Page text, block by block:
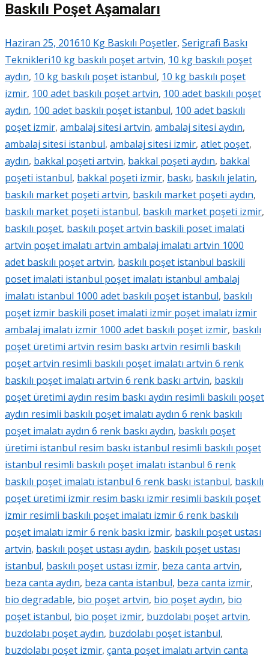
Baskılı Poşet Aşamaları
Haziran 25, 201610 Kg Baskılı Poşetler, Serigrafi Baskı
Teknikleri10 kg baskılı poşet artvin, 10 kg baskılı poşet
aydın, 10 kg baskılı poşet istanbul, 10 kg baskılı poşet
izmir, 100 adet baskılı poşet artvin, 100 adet baskılı poşet
aydın, 100 adet baskılı poşet istanbul, 100 adet baskılı
poşet izmir, ambalaj sitesi artvin, ambalaj sitesi aydın,
ambalaj sitesi istanbul, ambalaj sitesi izmir, atlet poşet,
aydın, bakkal poşeti artvin, bakkal poşeti aydın, bakkal
poşeti istanbul, bakkal poşeti izmir, baskı, baskılı jelatin,
baskılı market poşeti artvin, baskılı market poşeti aydın,
baskılı market poşeti istanbul, baskılı market poşeti izmir,
baskılı poşet, baskılı poşet artvin baskili poset imalati
artvin poşet imalatı artvin ambalaj imalatı artvin 1000
adet baskılı poşet artvin, baskılı poşet istanbul baskili
poset imalati istanbul poşet imalatı istanbul ambalaj
imalatı istanbul 1000 adet baskılı poşet istanbul, baskılı
poşet izmir baskili poset imalati izmir poşet imalatı izmir
ambalaj imalatı izmir 1000 adet baskılı poşet izmir, baskılı
poşet üretimi artvin resim baskı artvin resimli baskılı
poşet artvin resimli baskılı poşet imalatı artvin 6 renk
baskılı poşet imalatı artvin 6 renk baskı artvin, baskılı
poşet üretimi aydın resim baskı aydın resimli baskılı poşet
aydın resimli baskılı poşet imalatı aydın 6 renk baskılı
poşet imalatı aydın 6 renk baskı aydın, baskılı poşet
üretimi istanbul resim baskı istanbul resimli baskılı poşet
istanbul resimli baskılı poşet imalatı istanbul 6 renk
baskılı poşet imalatı istanbul 6 renk baskı istanbul, baskılı
poşet üretimi izmir resim baskı izmir resimli baskılı poşet
izmir resimli baskılı poşet imalatı izmir 6 renk baskılı
poşet imalatı izmir 6 renk baskı izmir, baskılı poşet ustası
artvin, baskılı poşet ustası aydın, baskılı poşet ustası
istanbul, baskılı poşet ustası izmir, beza canta artvin,
beza canta aydın, beza canta istanbul, beza canta izmir,
bio degradable, bio poşet artvin, bio poşet aydın, bio
poşet istanbul, bio poşet izmir, buzdolabı poşet artvin,
buzdolabı poşet aydın, buzdolabı poşet istanbul,
buzdolabı poşet izmir, çanta poşet imalatı artvin canta